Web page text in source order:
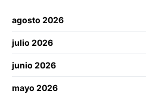
agosto 2026
julio 2026
junio 2026
mayo 2026